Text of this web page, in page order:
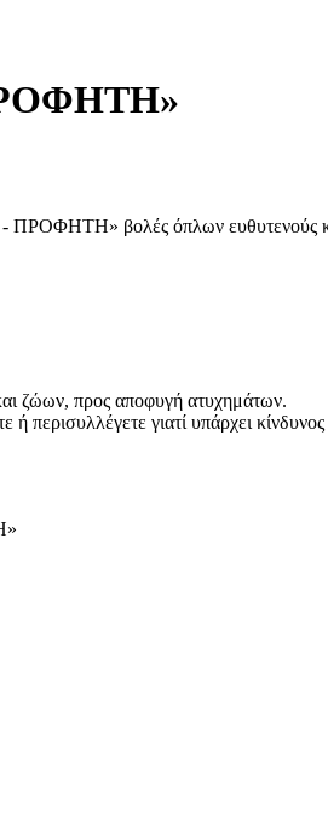
ΠΡΟΦΗΤΗ» βολές όπλων ευθυτενούς
ζώων, προς αποφυγή ατυχημάτων.
περισυλλέγετε γιατί υπάρχει